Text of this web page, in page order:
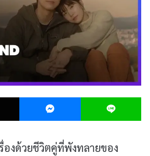
X Messenger
องด้วยชีวิตคู่ที่พังทลายของ